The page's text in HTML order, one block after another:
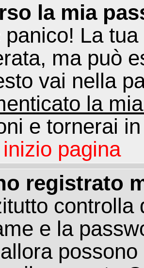
la mia
panico! La
ma può
vai nella
la
e tornerai
pagina
registrato
controlla
e la